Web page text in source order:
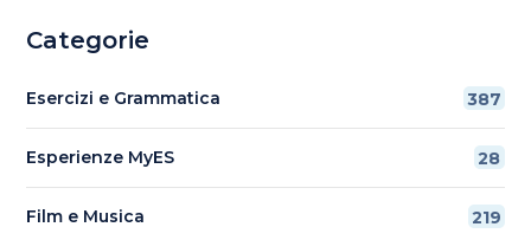
Categorie
Esercizi e Grammatica 387
Esperienze MyES 28
Film e Musica 219